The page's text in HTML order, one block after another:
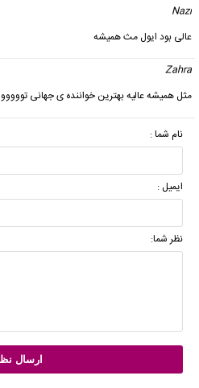
Nazi
عالی بود ایول مث همیشه
Zahra
مثل همیشه عالیه بهترین خواننده ی جهانی تووووو
نام شما :
ایمیل :
نظر شما: